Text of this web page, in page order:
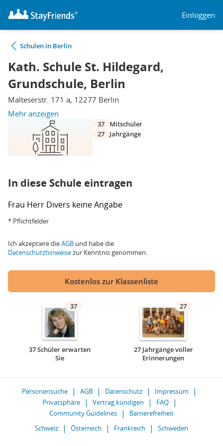
Einloggen
Schulen in Berlin
Kath. Schule St. Hildegard,
Grundschule, Berlin
Malteserstr. 171 a, 12277 Berlin
Mehr anzeigen
37
Mitschüler
27
Jahrgänge
In diese Schule eintragen
Frau Herr Divers keine Angabe
* Pflichtfelder
Ich akzeptiere dieAGB und habe die
Datenschutzhinweisezur Kenntnis genommen.
Kostenlos zur Klassenliste
37
37 Schüler erwarten
Sie
27
27 Jahrgänge voller
Erinnerungen
Personensuche AGB Datenschutz
Impressum
Privatsphäre
Vertrag kündigen
FAQ
Community Guidelines
Barrierefreiheit
Schweiz
Österreich Frankreich Schweden